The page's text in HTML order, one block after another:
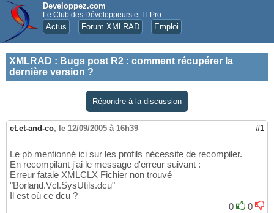
Developpez.com
Le Club des Développeurs et IT Pro
Actus Forum XMLRAD Emploi
XMLRAD : Bugs post R2 : comment récupérer la
dernière version ?
Répondre à la discussion
et.et-and-co, le 12/09/2005 à 16h39 #1
Le pb mentionné ici sur les profils nécessite de recompiler.
En recompilant j'ai le message d'erreur suivant :
Erreur fatale XMLCLX Fichier non trouvé
"Borland.Vcl.SysUtils.dcu"
Il est où ce dcu ?
0
0